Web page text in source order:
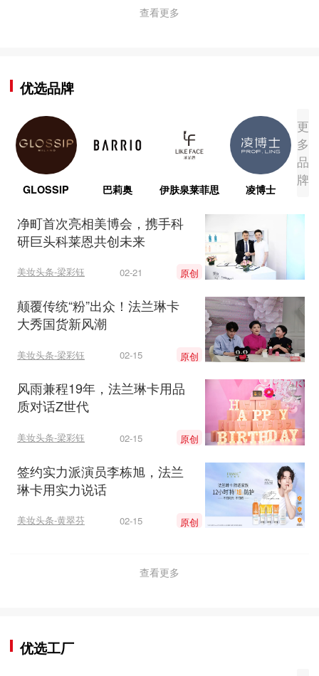
查看更多
优选品牌
GLOSSIP 巴莉奥 伊肤泉莱菲思 凌博士
更
多
品
牌
净町首次亮相美博会，携手科
研巨头科莱恩共创未来
美妆头条-梁彩钰 02-21 原创
颠覆传统“粉”出众！法兰琳卡
大秀国货新风潮
美妆头条-梁彩钰 02-15 原创
风雨兼程19年，法兰琳卡用品
质对话Z世代
美妆头条-梁彩钰 02-15 原创
签约实力派演员李栋旭，法兰
琳卡用实力说话
美妆头条-黄翠芬 02-15 原创
查看更多
优选工厂